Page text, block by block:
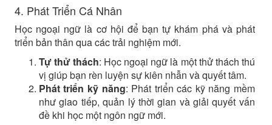
4. Phát Triển Cá Nhân
Học ngoại ngữ là cơ hội để bạn tự khám phá và phát
triển bản thân qua các trải nghiệm mới.
Tự thử thách: Học ngoại ngữ là một thử thách thú
vị giúp bạn rèn luyện sự kiên nhẫn và quyết tâm.
Phát triển kỹ năng: Phát triển các kỹ năng mềm
như giao tiếp, quản lý thời gian và giải quyết vấn
đề khi học một ngôn ngữ mới.